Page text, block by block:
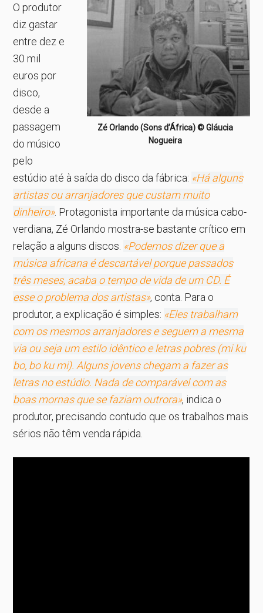
Zé Orlando (Sons d’África) © Gláucia
Nogueira
O produtor
diz gastar
entre dez e
30 mil
euros por
disco,
desde a
passagem
do músico
pelo
estúdio até à saída do disco da fábrica: «Há alguns
artistas ou arranjadores que custam muito
dinheiro». Protagonista importante da música cabo-
verdiana, Zé Orlando mostra-se bastante crítico em
relação a alguns discos. «Podemos dizer que a
música africana é descartável porque passados
três meses, acaba o tempo de vida de um CD. É
esse o problema dos artistas», conta. Para o
produtor, a explicação é simples: «Eles trabalham
com os mesmos arranjadores e seguem a mesma
via ou seja um estilo idêntico e letras pobres (mi ku
bo, bo ku mi). Alguns jovens chegam a fazer as
letras no estúdio. Nada de comparável com as
boas mornas que se faziam outrora», indica o
produtor, precisando contudo que os trabalhos mais
sérios não têm venda rápida.